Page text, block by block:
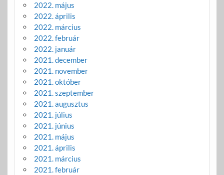
2022. május
2022. április
2022. március
2022. február
2022. január
2021. december
2021. november
2021. október
2021. szeptember
2021. augusztus
2021. július
2021. június
2021. május
2021. április
2021. március
2021. február